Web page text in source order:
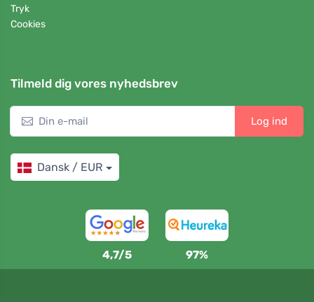
Tryk
Cookies
Tilmeld dig vores nyhedsbrev
Log ind
Dansk / EUR
4,7/5 97%